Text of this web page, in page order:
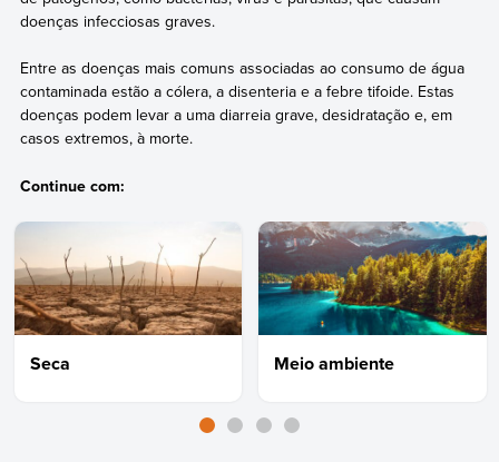
doenças infecciosas graves.
Entre as doenças mais comuns associadas ao consumo de água
contaminada estão a cólera, a disenteria e a febre tifoide. Estas
doenças podem levar a uma diarreia grave, desidratação e, em
casos extremos, à morte.
Continue com:
Seca Meio ambiente